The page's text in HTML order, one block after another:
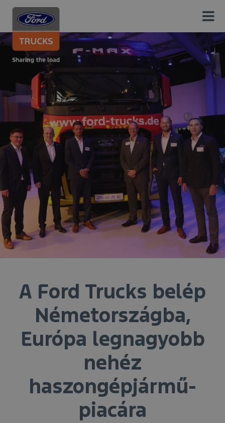
A Ford Trucks belép
Németországba,
Európa legnagyobb
nehéz
haszongépjármű-
piacára